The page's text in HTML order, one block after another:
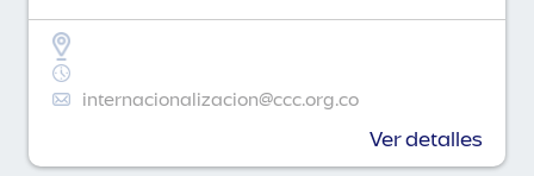
internacionalizacion@ccc.org.co
Ver detalles